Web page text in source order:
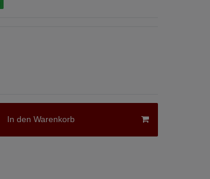
In den Warenkorb